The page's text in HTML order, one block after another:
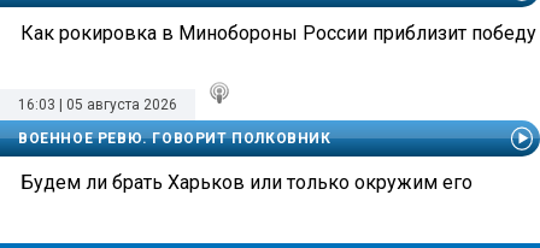
Как рокировка в Минобороны России приблизит победу
16:03 | 05 августа 2026
ВОЕННОЕ РЕВЮ. ГОВОРИТ ПОЛКОВНИК
Будем ли брать Харьков или только окружим его